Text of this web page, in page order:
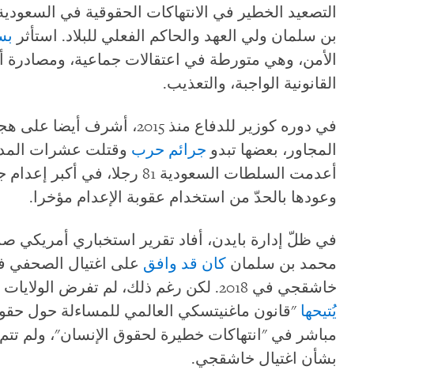
التصعيد الخطير في الانتهاكات الحقوقية في السعودية بعد
بن سلمان ولي العهد والحاكم الفعلي للبلاد. استأثر
الأمن، وهي متورطة في اعتقالات جماعية، ومصادرة
القانونية الواجبة، والتعذيب.
في دوره كوزير للدفاع منذ
المجاور، بعضها تبدو جرائم حرب وقتلت عشرات
أعدمت السلطات السعودية 81
وعودها بالحدّ من استخدام عقوبة الإعدام مؤخرا.
محمد بن سلمان كان قد وافق على اغتيال
خاشقجي في 2018. لكن رغم ذلك، لم تفرض الولايات المتحدة عقوبات عليه، كما
يُتيحها "قانون ماغنيتسكي العالمي للمساءلة حول
مباشر في "انتهاكات خطيرة لحقوق الإنسان"، ولم
بشأن اغتيال خاشقجي.